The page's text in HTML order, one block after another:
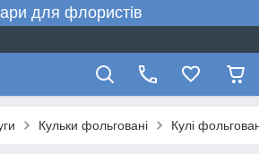
для флористів
Кульки фольговані Кулі